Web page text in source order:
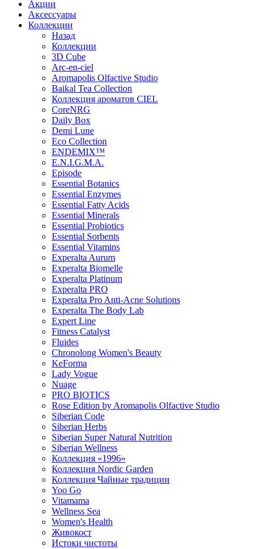
Акции
Аксессуары
Коллекции
Назад
Коллекции
3D Cube
Arc-en-ciel
Aromapolis Olfactive Studio
Baikal Tea Collection
Коллекция ароматов CIEL
СoreNRG
Daily Box
Demi Lune
Eco Collection
ENDEMIX™
E.N.I.G.M.A.
Episode
Essential Botanics
Essential Enzymes
Essential Fatty Acids
Essential Minerals
Essential Probiotics
Essential Sorbents
Essential Vitamins
Experalta Aurum
Experalta Biomelle
Experalta Platinum
Experalta PRO
Experalta Pro Anti-Acne Solutions
Experalta The Body Lab
Expert Line
Fitness Catalyst
Fluides
Chronolong Women's Beauty
KeForma
Lady Vogue
Nuage
PRO BIOTICS
Rose Edition by Aromapolis Olfactive Studio
Siberian Code
Siberian Herbs
Siberian Super Natural Nutrition
Siberian Wellness
Коллекция «1996»
Коллекция Nordic Garden
Коллекция Чайные традиции
Yoo Go
Vitamama
Wellness Sea
Women's Health
Живокост
Истоки чистоты